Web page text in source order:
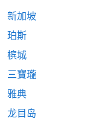
新加坡
珀斯
槟城
三寶瓏
雅典
龙目岛